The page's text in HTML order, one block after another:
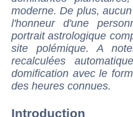
moderne. De plus,
l'honneur d'une
portrait astrologique
site polémique. A
recalculées
domification avec le
des heures connues.
Introduction